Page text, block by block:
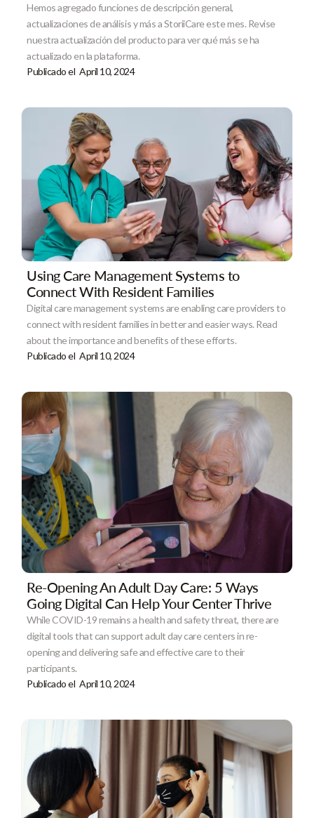
Hemos agregado funciones de descripción general,
actualizaciones de análisis y más a StoriiCare este mes. Revise
nuestra actualización del producto para ver qué más se ha
actualizado en la plataforma.
Publicado el April 10, 2024
Using Care Management Systems to
Connect With Resident Families
Digital care management systems are enabling care providers to
connect with resident families in better and easier ways. Read
about the importance and benefits of these efforts.
Publicado el April 10, 2024
Re-Opening An Adult Day Care: 5 Ways
Going Digital Can Help Your Center Thrive
While COVID-19 remains a health and safety threat, there are
digital tools that can support adult day care centers in re-
opening and delivering safe and effective care to their
participants.
Publicado el April 10, 2024